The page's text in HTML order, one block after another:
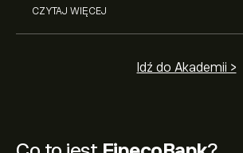
CZYTAJ WIĘCEJ
Idź do Akademii >